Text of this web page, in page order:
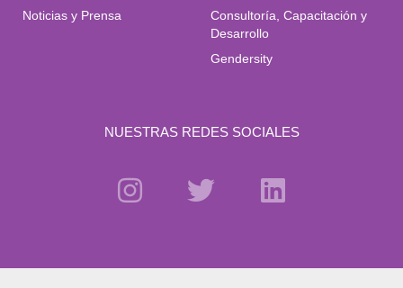
Noticias y Prensa
Consultoría, Capacitación y
Desarrollo
Gendersity
NUESTRAS REDES SOCIALES